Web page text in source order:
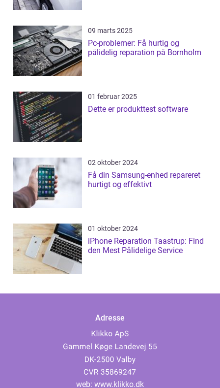
09 marts 2025
Pc-problemer: Få hurtig og
pålidelig reparation på Bornholm
01 februar 2025
Dette er produkttest software
02 oktober 2024
Få din Samsung-enhed repareret
hurtigt og effektivt
01 oktober 2024
iPhone Reparation Taastrup: Find
den Mest Pålidelige Service
Adresse
web: www.klikko.dk